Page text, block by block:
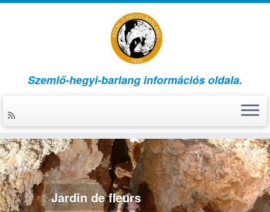
Passer
au
contenu
Szemlő-hegyi-barlang információs oldala.
Jardin de fleurs